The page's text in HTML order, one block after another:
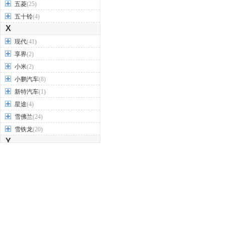
五菱(25)
五十铃(4)
X
现代(41)
享界(2)
小米(2)
小鹏汽车(8)
新特汽车(1)
星途(4)
雪佛兰(24)
雪铁龙(20)
Y